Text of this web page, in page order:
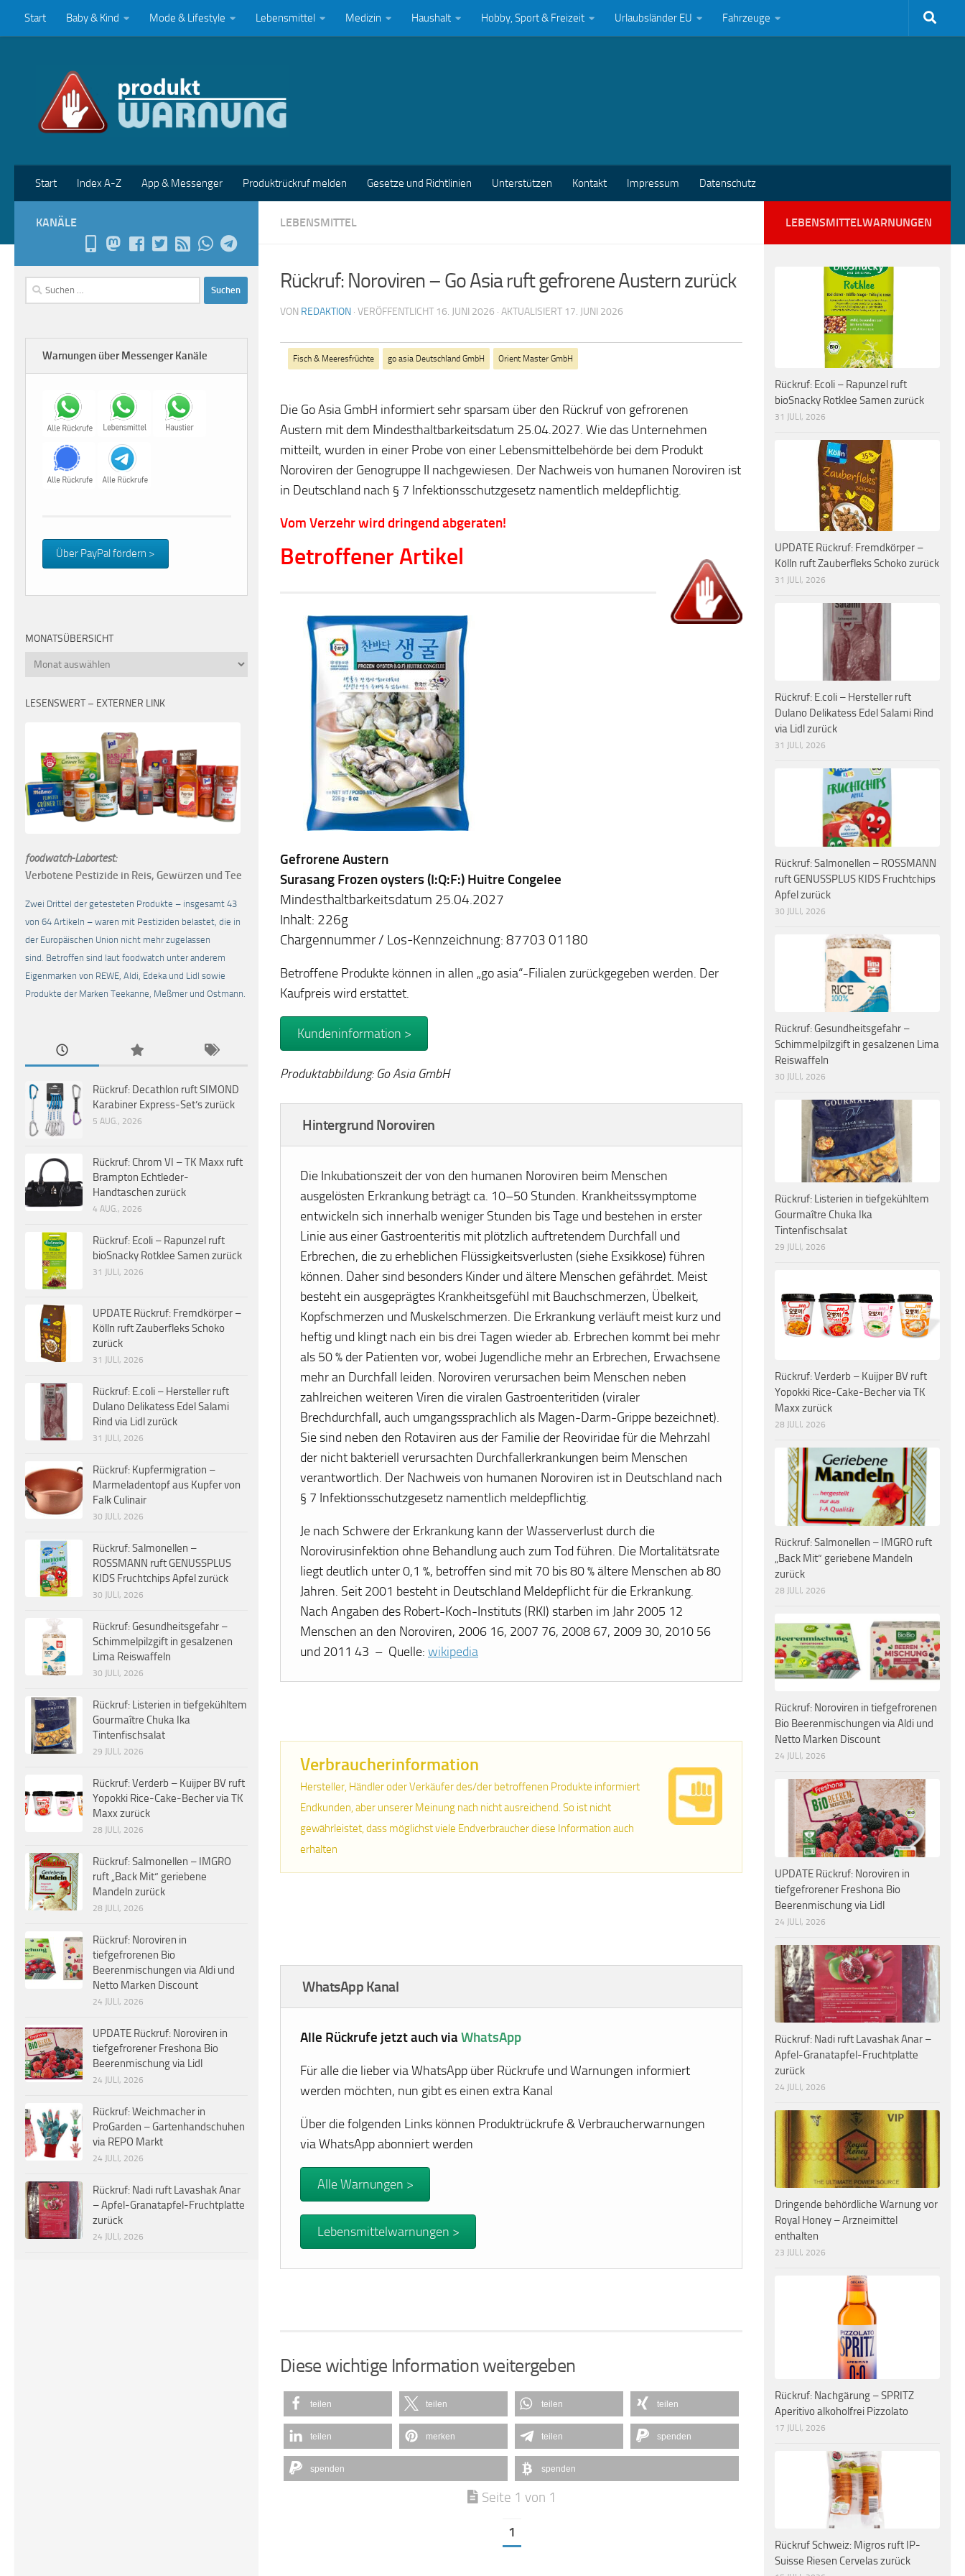
Zum Inhalt springen
Start Baby & Kind Mode & Lifestyle Lebensmittel Medizin Haushalt Hobby, Sport & Freizeit Urlaubsländer EU Fahrzeuge
Start Index A-Z App & Messenger Produktrückruf melden Gesetze und Richtlinien Unterstützen Kontakt Impressum Datenschutz
LEBENSMITTEL
Rückruf: Noroviren – Go Asia ruft gefrorene Austern zurück
VON REDAKTION · VERÖFFENTLICHT 16. JUNI 2026 · AKTUALISIERT 17. JUNI 2026
Fisch & Meeresfrüchte go asia Deutschland GmbH Orient Master GmbH
Die Go Asia GmbH informiert sehr sparsam über den Rückruf von gefrorenen
Austern mit dem Mindesthaltbarkeitsdatum 25.04.2027. Wie das Unternehmen
mitteilt, wurden in einer Probe von einer Lebensmittelbehörde bei dem Produkt
Noroviren der Genogruppe II nachgewiesen. Der Nachweis von humanen Noroviren ist
in Deutschland nach § 7 Infektionsschutzgesetz namentlich meldepflichtig.
Vom Verzehr wird dringend abgeraten!
Betroffener Artikel
Gefrorene Austern
Surasang Frozen oysters (I:Q:F:) Huitre Congelee
Mindesthaltbarkeitsdatum 25.04.2027
Inhalt: 226g
Chargennummer / Los-Kennzeichnung: 87703 01180
Betroffene Produkte können in allen „go asia“-Filialen zurückgegeben werden. Der
Kaufpreis wird erstattet.
Kundeninformation >
Produktabbildung: Go Asia GmbH
Hintergrund Noroviren
Die Inkubationszeit der von den humanen Noroviren beim Menschen
ausgelösten Erkrankung beträgt ca. 10–50 Stunden. Krankheitssymptome
entwickeln sich innerhalb weniger Stunden bis Tage und bestehen in erster
Linie aus einer Gastroenteritis mit plötzlich auftretendem Durchfall und
Erbrechen, die zu erheblichen Flüssigkeitsverlusten (siehe Exsikkose) führen
können. Daher sind besonders Kinder und ältere Menschen gefährdet. Meist
besteht ein ausgeprägtes Krankheitsgefühl mit Bauchschmerzen, Übelkeit,
Kopfschmerzen und Muskelschmerzen. Die Erkrankung verläuft meist kurz und
heftig und klingt nach ein bis drei Tagen wieder ab. Erbrechen kommt bei mehr
als 50 % der Patienten vor, wobei Jugendliche mehr an Erbrechen, Erwachsene
mehr an Durchfall leiden. Noroviren verursachen beim Menschen neben
zahlreichen weiteren Viren die viralen Gastroenteritiden (viraler
Brechdurchfall, auch umgangssprachlich als Magen-Darm-Grippe bezeichnet).
Sie sind neben den Rotaviren aus der Familie der Reoviridae für die Mehrzahl
der nicht bakteriell verursachten Durchfallerkrankungen beim Menschen
verantwortlich. Der Nachweis von humanen Noroviren ist in Deutschland nach
§ 7 Infektionsschutzgesetz namentlich meldepflichtig.
Je nach Schwere der Erkrankung kann der Wasserverlust durch die
Norovirusinfektion ohne Behandlung auch zum Tod führen. Die Mortalitätsrate
liegt deutlich unter 0,1 %, betroffen sind mit 70 bis 80 % ältere Menschen ab 80
Jahren. Seit 2001 besteht in Deutschland Meldepflicht für die Erkrankung.
Nach Angaben des Robert-Koch-Instituts (RKI) starben im Jahr 2005 12
Menschen an den Noroviren, 2006 16, 2007 76, 2008 67, 2009 30, 2010 56
und 2011 43 – Quelle: wikipedia
Verbraucherinformation
Hersteller, Händler oder Verkäufer des/der betroffenen Produkte informiert
Endkunden, aber unserer Meinung nach nicht ausreichend. So ist nicht
gewährleistet, dass möglichst viele Endverbraucher diese Information auch
erhalten
WhatsApp Kanal
Alle Rückrufe jetzt auch viaWhatsApp
Für alle die lieber via WhatsApp über Rückrufe und Warnungen informiert
werden möchten, nun gibt es einen extra Kanal
Über die folgenden Links können Produktrückrufe & Verbraucherwarnungen
via WhatsApp abonniert werden
Alle Warnungen >
Lebensmittelwarnungen >
Diese wichtige Information weitergeben
teilen teilen teilen teilen
teilen merken teilen spenden
spenden spenden
Seite 1 von 1
1
KANÄLE
Suchen
nach:
Warnungen über Messenger Kanäle
Über PayPal fördern >
MONATSÜBERSICHT
Monatsübersicht
LESENSWERT – EXTERNER LINK
foodwatch-Labortest:
Verbotene Pestizide in Reis, Gewürzen und Tee
Zwei Drittel der getesteten Produkte – insgesamt 43
von 64 Artikeln – waren mit Pestiziden belastet, die in
der Europäischen Union nicht mehr zugelassen
sind. Betroffen sind laut foodwatch unter anderem
Eigenmarken von REWE, Aldi, Edeka und Lidl sowie
Produkte der Marken Teekanne, Meßmer und Ostmann.
Rückruf: Decathlon ruft SIMOND
Karabiner Express-Set’s zurück
5 AUG., 2026
Rückruf: Chrom VI – TK Maxx ruft
Brampton Echtleder-
Handtaschen zurück
4 AUG., 2026
Rückruf: Ecoli – Rapunzel ruft
bioSnacky Rotklee Samen zurück
31 JULI, 2026
UPDATE Rückruf: Fremdkörper –
Kölln ruft Zauberfleks Schoko
zurück
31 JULI, 2026
Rückruf: E.coli – Hersteller ruft
Dulano Delikatess Edel Salami
Rind via Lidl zurück
31 JULI, 2026
Rückruf: Kupfermigration –
Marmeladentopf aus Kupfer von
Falk Culinair
30 JULI, 2026
Rückruf: Salmonellen –
ROSSMANN ruft GENUSSPLUS
KIDS Fruchtchips Apfel zurück
30 JULI, 2026
Rückruf: Gesundheitsgefahr –
Schimmelpilzgift in gesalzenen
Lima Reiswaffeln
30 JULI, 2026
Rückruf: Listerien in tiefgekühltem
Gourmaître Chuka Ika
Tintenfischsalat
29 JULI, 2026
Rückruf: Verderb – Kuijper BV ruft
Yopokki Rice-Cake-Becher via TK
Maxx zurück
28 JULI, 2026
Rückruf: Salmonellen – IMGRO
ruft „Back Mit“ geriebene
Mandeln zurück
28 JULI, 2026
Rückruf: Noroviren in
tiefgefrorenen Bio
Beerenmischungen via Aldi und
Netto Marken Discount
24 JULI, 2026
UPDATE Rückruf: Noroviren in
tiefgefrorener Freshona Bio
Beerenmischung via Lidl
24 JULI, 2026
Rückruf: Weichmacher in
ProGarden – Gartenhandschuhen
via REPO Markt
24 JULI, 2026
Rückruf: Nadi ruft Lavashak Anar
– Apfel-Granatapfel-Fruchtplatte
zurück
24 JULI, 2026
LEBENSMITTELWARNUNGEN
Rückruf: Ecoli – Rapunzel ruft
bioSnacky Rotklee Samen zurück
31 JULI, 2026
UPDATE Rückruf: Fremdkörper –
Kölln ruft Zauberfleks Schoko zurück
31 JULI, 2026
Rückruf: E.coli – Hersteller ruft
Dulano Delikatess Edel Salami Rind
via Lidl zurück
31 JULI, 2026
Rückruf: Salmonellen – ROSSMANN
ruft GENUSSPLUS KIDS Fruchtchips
Apfel zurück
30 JULI, 2026
Rückruf: Gesundheitsgefahr –
Schimmelpilzgift in gesalzenen Lima
Reiswaffeln
30 JULI, 2026
Rückruf: Listerien in tiefgekühltem
Gourmaître Chuka Ika
Tintenfischsalat
29 JULI, 2026
Rückruf: Verderb – Kuijper BV ruft
Yopokki Rice-Cake-Becher via TK
Maxx zurück
28 JULI, 2026
Rückruf: Salmonellen – IMGRO ruft
„Back Mit“ geriebene Mandeln
zurück
28 JULI, 2026
Rückruf: Noroviren in tiefgefrorenen
Bio Beerenmischungen via Aldi und
Netto Marken Discount
24 JULI, 2026
UPDATE Rückruf: Noroviren in
tiefgefrorener Freshona Bio
Beerenmischung via Lidl
24 JULI, 2026
Rückruf: Nadi ruft Lavashak Anar –
Apfel-Granatapfel-Fruchtplatte
zurück
24 JULI, 2026
Dringende behördliche Warnung vor
Royal Honey – Arzneimittel
enthalten
23 JULI, 2026
Rückruf: Nachgärung – SPRITZ
Aperitivo alkoholfrei Pizzolato
17 JULI, 2026
Rückruf Schweiz: Migros ruft IP-
Suisse Riesen Cervelas zurück